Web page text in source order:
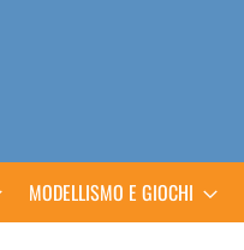
MODELLISMO E GIOCHI